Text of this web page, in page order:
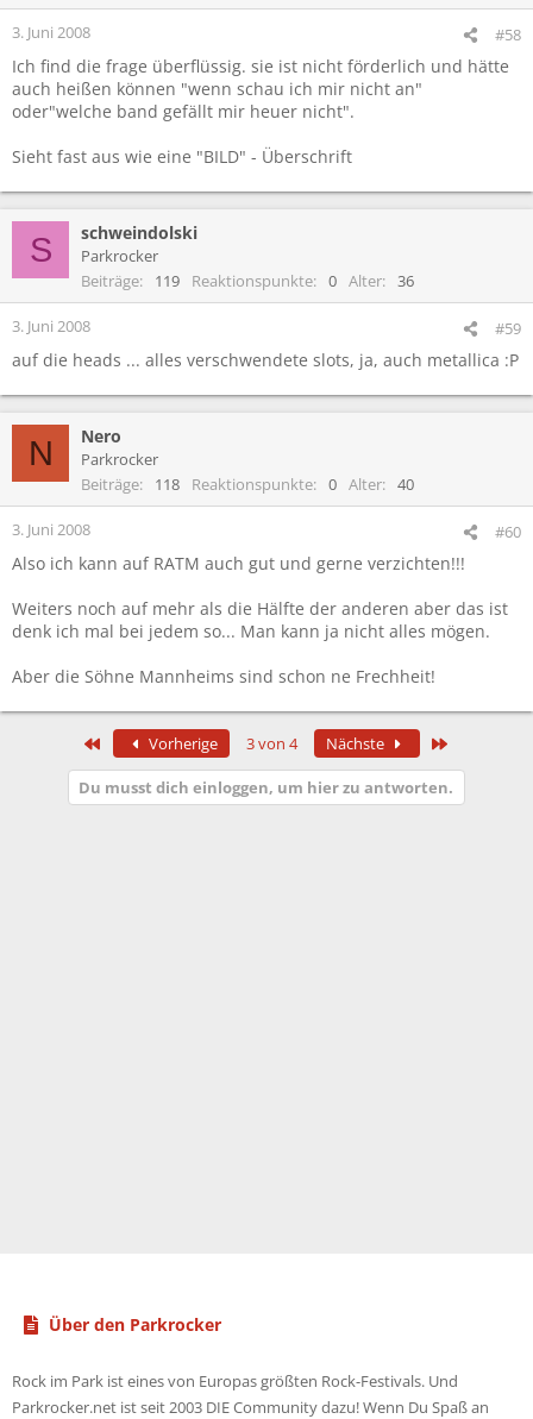
3. Juni 2008 #58
Ich find die frage überflüssig. sie ist nicht förderlich und hätte
auch heißen können "wenn schau ich mir nicht an"
oder"welche band gefällt mir heuer nicht".
Sieht fast aus wie eine "BILD" - Überschrift
S schweindolski
Parkrocker
Beiträge
119 Reaktionspunkte 0 Alter 36
3. Juni 2008 #59
auf die heads ... alles verschwendete slots, ja, auch metallica :P
N Nero
Parkrocker
Beiträge
118 Reaktionspunkte 0 Alter 40
3. Juni 2008 #60
Also ich kann auf RATM auch gut und gerne verzichten!!!
Weiters noch auf mehr als die Hälfte der anderen aber das ist
denk ich mal bei jedem so... Man kann ja nicht alles mögen.
Aber die Söhne Mannheims sind schon ne Frechheit!
Erste Vorherige 3 von 4 Nächste
Du musst dich einloggen, um hier zu antworten.
Über den Parkrocker
Rock im Park ist eines von Europas größten Rock-Festivals. Und
Parkrocker.net ist seit 2003 DIE Community dazu! Wenn Du Spaß an